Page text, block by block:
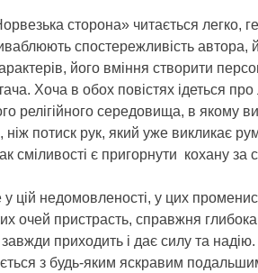
сторона» читається легко,
спостережливість автора,
його вміння створити
Хоча в обох повістях ідеться
релігійного середовища, в якому
ніж потиск рук, який уже викликає
сміливості є пригорнути кохану за
цій недомовленості, у цих
очей пристрасть, справжня
приходить і дає силу та надію.
з будь-яким яскравим